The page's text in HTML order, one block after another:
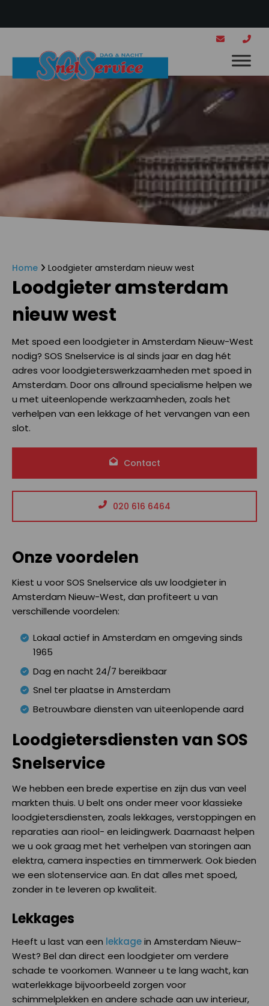
Home Loodgieter amsterdam nieuw west
Loodgieter amsterdam
nieuw west
Met spoed een loodgieter in Amsterdam Nieuw-West
nodig? SOS Snelservice is al sinds jaar en dag hét
adres voor loodgieterswerkzaamheden met spoed in
Amsterdam. Door ons allround specialisme helpen we
u met uiteenlopende werkzaamheden, zoals het
verhelpen van een lekkage of het vervangen van een
slot.
Contact
020 616 6464
Onze voordelen
Kiest u voor SOS Snelservice als uw loodgieter in
Amsterdam Nieuw-West, dan profiteert u van
verschillende voordelen:
Lokaal actief in Amsterdam en omgeving sinds
1965
Dag en nacht 24/7 bereikbaar
Snel ter plaatse in Amsterdam
Betrouwbare diensten van uiteenlopende aard
Loodgietersdiensten van SOS
Snelservice
We hebben een brede expertise en zijn dus van veel
markten thuis. U belt ons onder meer voor klassieke
loodgietersdiensten, zoals lekkages, verstoppingen en
reparaties aan riool- en leidingwerk. Daarnaast helpen
we u ook graag met het verhelpen van storingen aan
elektra, camera inspecties en timmerwerk. Ook bieden
we een slotenservice aan. En dat alles met spoed,
zonder in te leveren op kwaliteit.
Lekkages
Heeft u last van een lekkagein Amsterdam Nieuw-
West? Bel dan direct een loodgieter om verdere
schade te voorkomen. Wanneer u te lang wacht, kan
waterlekkage bijvoorbeeld zorgen voor
schimmelplekken en andere schade aan uw interieur,